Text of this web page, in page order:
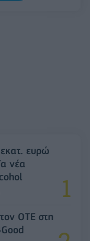
εκατ. ευρώ
νέα
τον ΟΤΕ στη